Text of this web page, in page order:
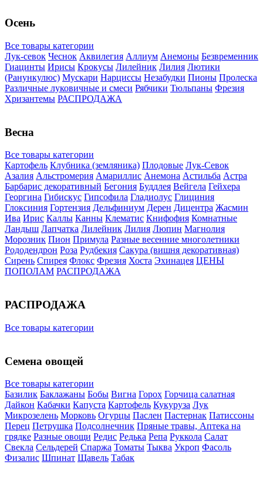
Осень
Все товары категории
Лук-севок Чеснок Аквилегия Аллиум Анемоны Безвременник
Гиацинты Ирисы Крокусы Лилейник Лилия Лютики
(Ранункулюс) Мускари Нарцисcы Незабудки Пионы Пролеска
Различные луковичные и смеси Рябчики Тюльпаны Фрезия
Хризантемы РАСПРОДАЖА
Весна
Все товары категории
Картофель Клубника (земляника) Плодовые Лук-Севок
Азалия Альстромерия Амариллис Анемона Астильба Астра
Барбарис декоративный Бегония Буддлея Вейгела Гейхера
Георгина Гибискус Гипсофила Гладиолус Глициния
Глоксиния Гортензия Дельфиниум Дерен Дицентра Жасмин
Ива Ирис Каллы Канны Клематис Книфофия Комнатные
Ландыш Лапчатка Лилейник Лилия Люпин Магнолия
Морозник Пион Примула Разные весенние многолетники
Рододендрон Роза Рудбекия Сакура (вишня декоративная)
Сирень Спирея Флокс Фрезия Хоста Эхинацея ЦЕНЫ
ПОПОЛАМ РАСПРОДАЖА
РАСПРОДАЖА
Все товары категории
Семена овощей
Все товары категории
Базилик Баклажаны Бобы Вигна Горох Горчица салатная
Дайкон Кабачки Капуста Картофель Кукуруза Лук
Микрозелень Морковь Огурцы Паслен Пастернак Патиссоны
Перец Петрушка Подсолнечник Пряные травы, Аптека на
грядке Разные овощи Редис Редька Репа Руккола Салат
Свекла Сельдерей Спаржа Томаты Тыква Укроп Фасоль
Физалис Шпинат Щавель Табак